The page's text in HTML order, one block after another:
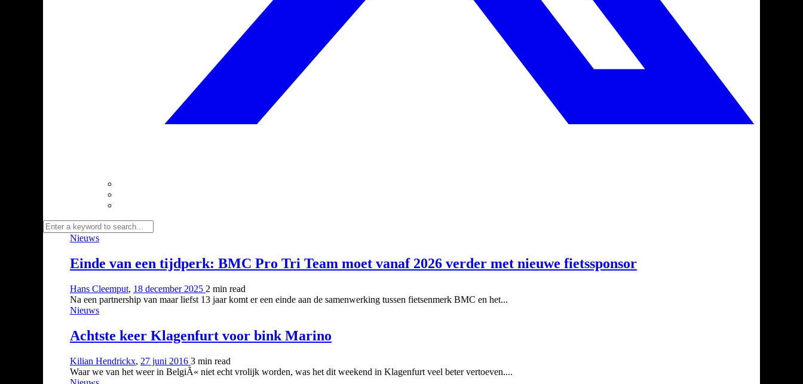
Nieuws
Einde van een tijdperk: BMC Pro Tri Team moet vanaf 2026 verder met nieuwe fietssponsor
Hans Cleemput, 18 december 2025 2 min read
Na een partnership van maar liefst 13 jaar komt er een einde aan de samenwerking tussen fietsenmerk BMC en het...
Nieuws
Achtste keer Klagenfurt voor bink Marino
Kilian Hendrickx, 27 juni 2016 3 min read
Waar we van het weer in BelgiÃ« niet echt vrolijk worden, was het dit weekend in Klagenfurt veel beter vertoeven....